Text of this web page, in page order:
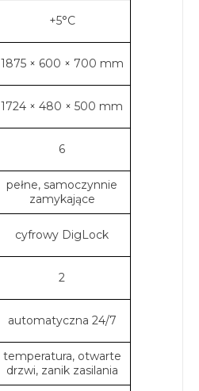
+5°C
1875 × 600 × 700 mm
1724 × 480 × 500 mm
6
pełne, samoczynnie
zamykające
cyfrowy DigLock
2
automatyczna 24/7
temperatura, otwarte
drzwi, zanik zasilania